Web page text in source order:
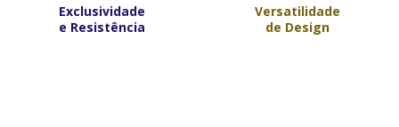
Exclusividade
e Resistência
Versatilidade
de Design